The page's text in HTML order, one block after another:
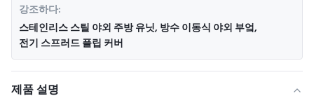
강조하다:
스테인리스 스틸 야외 주방 유닛,방수 이동식 야외 부엌,
전기 스프러드 플립 커버
제품 설명